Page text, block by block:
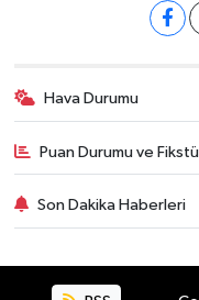
Hava Durumu
Puan Durumu ve
Son Dakika Haberleri